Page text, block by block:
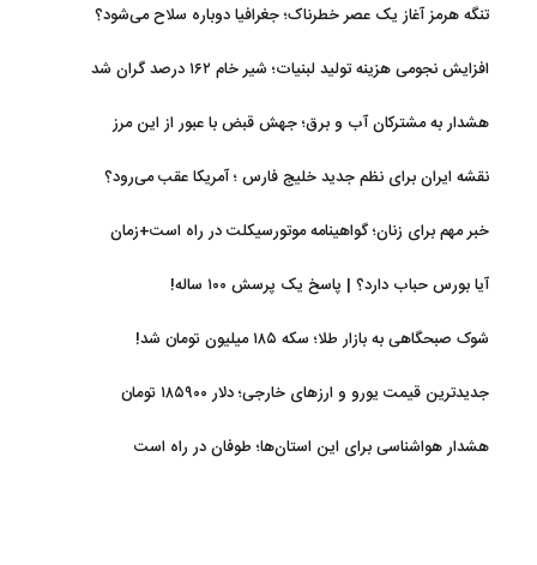
تنگه هرمز آغاز یک عصر خطرناک؛ جغرافیا دوباره سلاح می‌شود؟
افزایش نجومی هزینه تولید لبنیات؛ شیر خام ۱۶۲ درصد گران شد
هشدار به مشترکان آب و برق؛ جهش قبض با عبور از این مرز
نقشه ایران برای نظم جدید خلیج فارس ؛ آمریکا عقب می‌رود؟
خبر مهم برای زنان؛ گواهینامه موتورسیکلت در راه است+زمان
آیا بورس حباب دارد؟ | پاسخ یک پرسش ۱۰۰ ساله!
شوک صبحگاهی به بازار طلا؛ سکه ۱۸۵ میلیون تومان شد!
جدیدترین قیمت یورو و ارزهای خارجی؛ دلار ۱۸۵۹۰۰ تومان
هشدار هواشناسی برای این استان‌ها؛ طوفان در راه است